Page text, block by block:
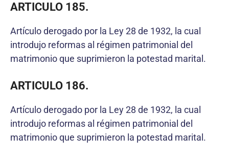
ARTICULO 185.
Artículo derogado por la Ley 28 de 1932, la cual
introdujo reformas al régimen patrimonial del
matrimonio que suprimieron la potestad marital.
ARTICULO 186.
Artículo derogado por la Ley 28 de 1932, la cual
introdujo reformas al régimen patrimonial del
matrimonio que suprimieron la potestad marital.